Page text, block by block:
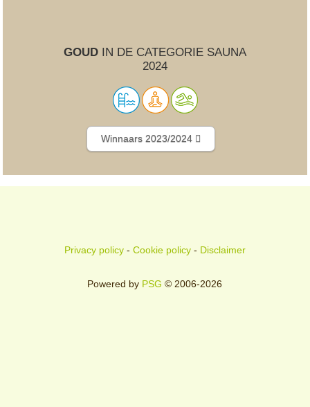
GOUDIN DE CATEGORIE SAUNA
2024
Winnaars 2023/2024
Privacy policy- Cookie policy- Disclaimer
Powered by PSG © 2006-2026